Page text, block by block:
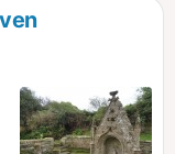
la partie Est